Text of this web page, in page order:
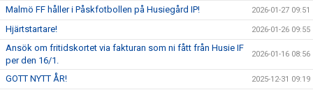
Malmö FF håller i Påskfotbollen på Husiegård IP! 2026-01-27 09:51
Hjärtstartare! 2026-01-26 09:55
Ansök om fritidskortet via fakturan som ni fått från Husie IF
per den 16/1.
2026-01-16 08:56
GOTT NYTT ÅR! 2025-12-31 09:19